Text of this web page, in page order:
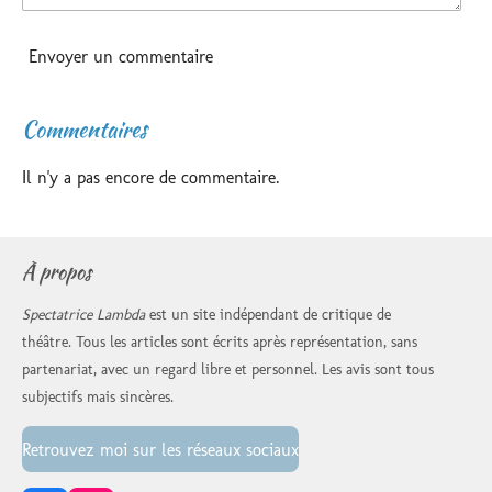
Envoyer un commentaire
Commentaires
Il n'y a pas encore de commentaire.
À propos
Spectatrice Lambdaest un site indépendant de critique de
théâtre. Tous les articles sont écrits après représentation, sans
partenariat, avec un regard libre et personnel. Les avis sont tous
subjectifs mais sincères.
Retrouvez moi sur les réseaux sociaux